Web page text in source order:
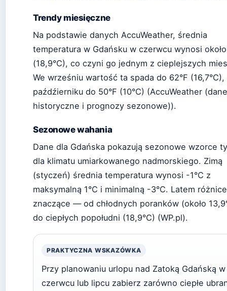
Trendy miesięczne
Na podstawie danych AccuWeather, średnia
temperatura w Gdańsku w czerwcu wynosi
(18,9°C), co czyni go jednym z cieplejszych
We wrześniu wartość ta spada do 62°F (16,7°C),
paźdźierniku do 50°F (10°C) (AccuWeather (dane
historyczne i prognozy sezonowe)).
Sezonowe wahania
Dane dla Gdańska pokazują sezonowe wzorce
dla klimatu umiarkowanego nadmorskiego. Zimą
(styczeń) średnia temperatura wynosi -1°C z
maksymalną 1°C i minimalną -3°C. Latem
znaczące — od chłodnych poranków (około
do ciepłych popołudni (18,9°C) (WP.pl).
PRAKTYCZNA WSKAZÓWKA
Przy planowaniu urlopu nad Zatoką Gdańską w
czerwcu lub lipcu zabierz zarówno ciepłe